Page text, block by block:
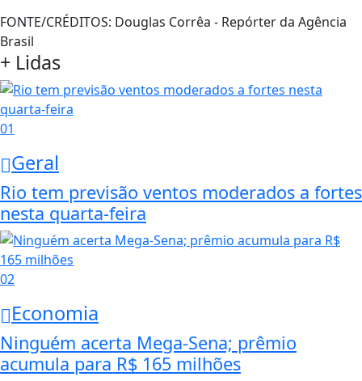
FONTE/CRÉDITOS: Douglas Corrêa - Repórter da Agência
Brasil
+ Lidas
01
Geral
Rio tem previsão ventos moderados a fortes
nesta quarta-feira
02
Economia
Ninguém acerta Mega-Sena; prêmio
acumula para R$ 165 milhões